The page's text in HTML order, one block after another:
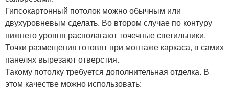
Гипсокартонный потолок можно обычным или
двухуровневым сделать. Во втором случае по контуру
нижнего уровня располагают точечные светильники.
Точки размещения готовят при монтаже каркаса, в самих
панелях вырезают отверстия.
Такому потолку требуется дополнительная отделка. В
этом качестве можно использовать: